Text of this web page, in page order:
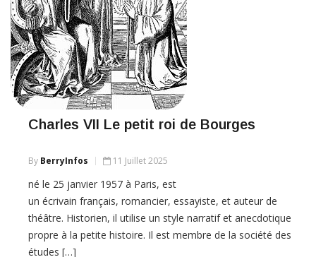
Charles VII Le petit roi de Bourges
By BerryInfos 11 Juillet 2025
né le 25 janvier 1957 à Paris, est
un écrivain français, romancier, essayiste, et auteur de
théâtre. Historien, il utilise un style narratif et anecdotique
propre à la petite histoire. Il est membre de la société des
études […]